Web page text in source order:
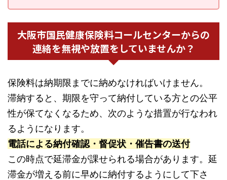
大阪市国民健康保険料コールセンターからの
連絡を無視や放置をしていませんか？
保険料は納期限までに納めなければいけません。
滞納すると、期限を守って納付している方との公平
性が保てなくなるため、次のような措置が行なわれ
るようになります。
電話による納付確認・督促状・催告書の送付
この時点で延滞金が課せられる場合があります。延
滞金が増える前に早めに納付するようにして下さ